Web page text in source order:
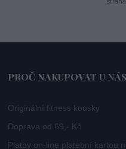
strana
PROČ NAKUPOVAT U
Originální fitness kousky
Doprava od 69,- Kč
Platby on-line platební kartou